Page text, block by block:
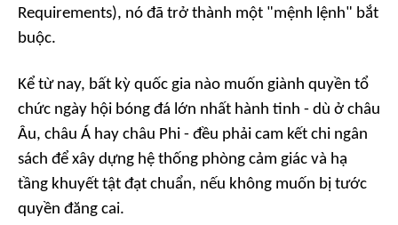
Requirements), nó đã trở thành một "mệnh lệnh" bắt
buộc.
Kể từ nay, bất kỳ quốc gia nào muốn giành quyền tổ
chức ngày hội bóng đá lớn nhất hành tinh - dù ở châu
Âu, châu Á hay châu Phi - đều phải cam kết chi ngân
sách để xây dựng hệ thống phòng cảm giác và hạ
tầng khuyết tật đạt chuẩn, nếu không muốn bị tước
quyền đăng cai.